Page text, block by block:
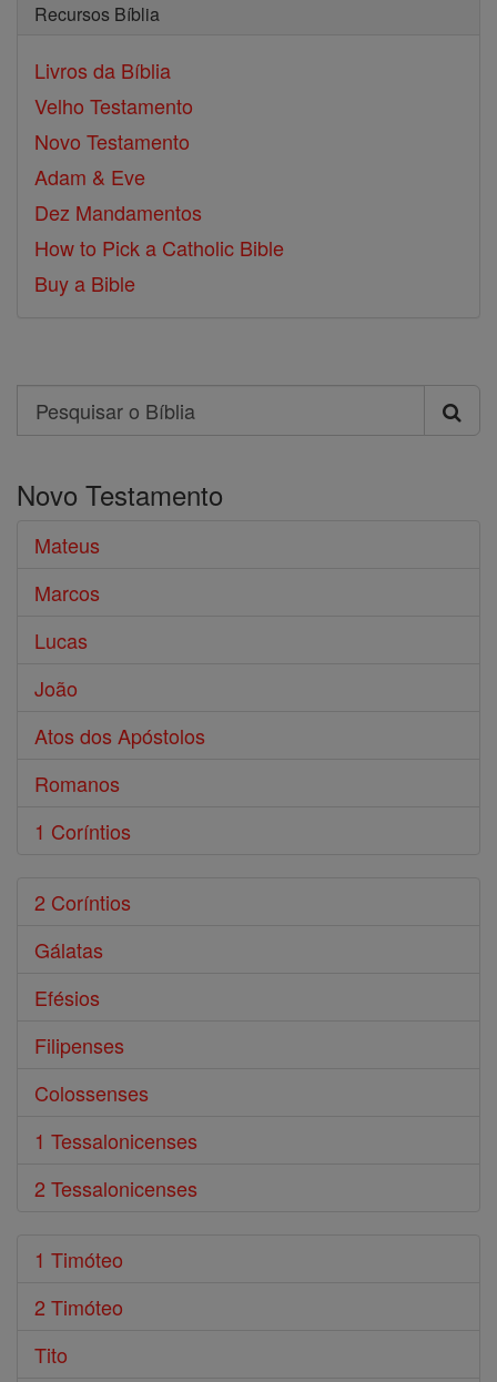
Recursos Bíblia
Livros da Bíblia
Velho Testamento
Novo Testamento
Adam & Eve
Dez Mandamentos
How to Pick a Catholic Bible
Buy a Bible
Search
Pesquisar
Bíblia
Novo Testamento
Mateus
Marcos
Lucas
João
Atos dos Apóstolos
Romanos
1 Coríntios
2 Coríntios
Gálatas
Efésios
Filipenses
Colossenses
1 Tessalonicenses
2 Tessalonicenses
1 Timóteo
2 Timóteo
Tito